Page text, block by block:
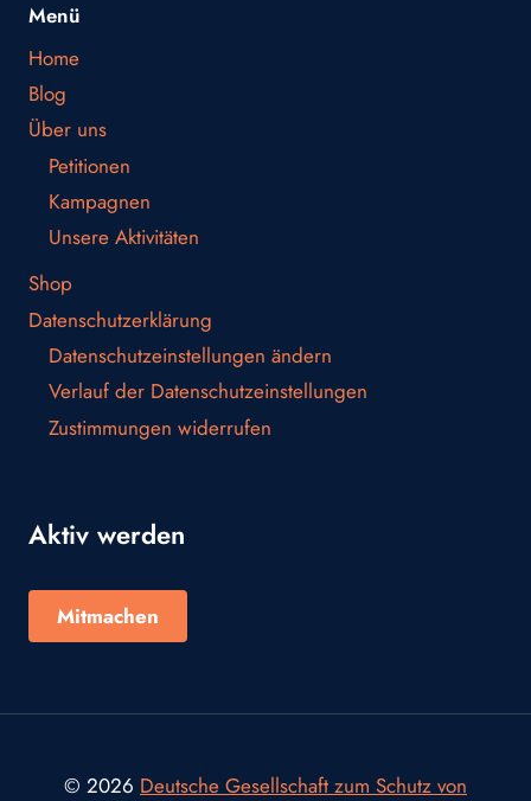
Menü
Home
Blog
Über uns
Petitionen
Kampagnen
Unsere Aktivitäten
Shop
Datenschutzerklärung
Datenschutzeinstellungen ändern
Verlauf der Datenschutzeinstellungen
Zustimmungen widerrufen
Aktiv werden
Mitmachen
© 2026 Deutsche Gesellschaft zum Schutz von